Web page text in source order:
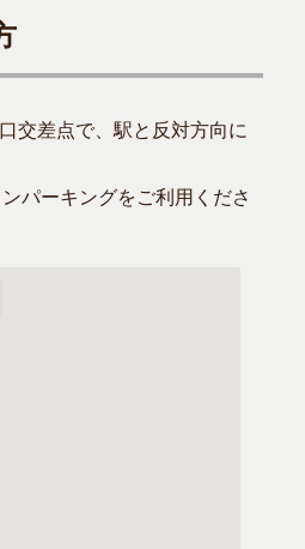
交差点で、駅と反対方向に
パーキングをご利用くださ